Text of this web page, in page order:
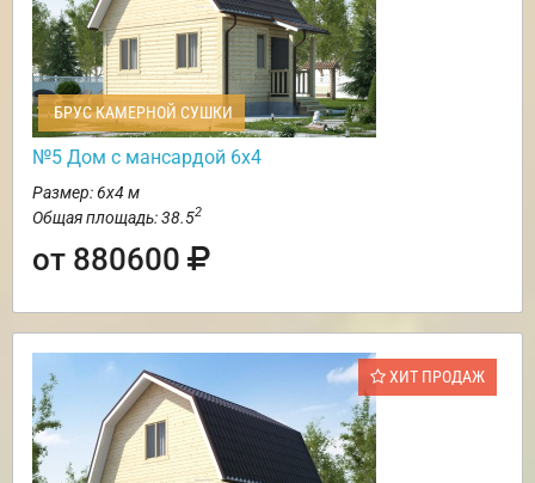
БРУС КАМЕРНОЙ СУШКИ
№5 Дом с мансардой 6х4
Размер: 6х4 м
Общая площадь: 38.52
от 880600
ХИТ ПРОДАЖ